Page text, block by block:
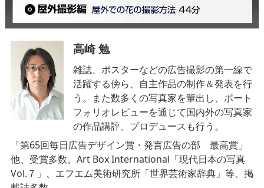
高崎 勉
雑誌、ポスターなどの広告撮影の第一線で
活躍する傍ら、自主作品の制作＆発表を行
う。また数多くの写真家を輩出し、ポート
フォリオレビューを通じて国内外の写真家
の作品講評、プロデュースも行う。
「第65回毎日広告デザイン賞・発言広告の部 最高賞」
他、受賞多数。Art Box International「現代日本の写真
Vol.７」、エフエム美術研究所「世界芸術家辞典」等、掲